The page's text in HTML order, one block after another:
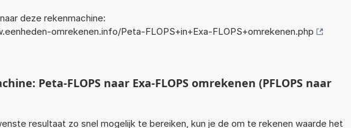
deze rekenmachine:
omrekenen.info/Peta-FLOPS+in+Exa-FLOPS+omrekenen.php
Peta-FLOPS naar Exa-FLOPS omrekenen (PFLOPS naar
resultaat zo snel mogelijk te bereiken, kun je de om te rekenen waarde het